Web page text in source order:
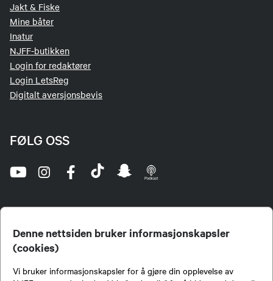
Denne nettsiden bruker informasjonskapsler
(cookies)
Vi bruker informasjonskapsler for å gjøre din opplevelse av
Jakt & Fiske
Mine båter
Inatur
NJFF-butikken
Login for redaktører
Login LetsReg
Digitalt aversjonsbevis
FØLG OSS
jegere og sportsfiskere og et av de viktigste miljøene for formidling av kunnskap om jakt og